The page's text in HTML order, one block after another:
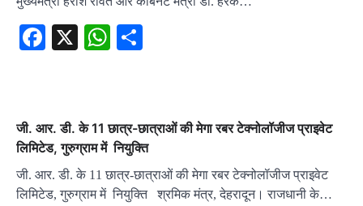
Facebook
X WhatsApp
जी. आर. डी. के 11 छात्र-छात्राओं की मेगा रबर टेक्नोलॉजीज प्राइवेट
लिमिटेड, गुरुग्राम में नियुक्ति
जी. आर. डी. के 11 छात्र-छात्राओं की मेगा रबर टेक्नोलॉजीज प्राइवेट
लिमिटेड, गुरुग्राम में नियुक्ति श्रमिक मंत्र, देहरादून। राजधानी के…